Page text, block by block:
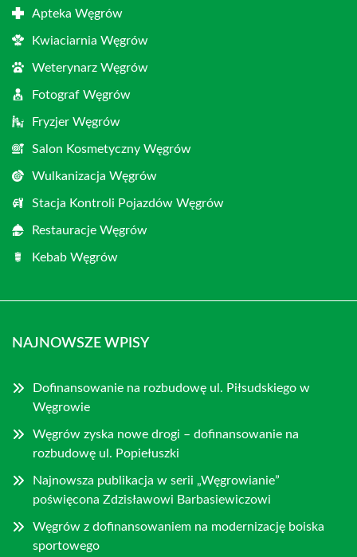
Apteka Węgrów
Kwiaciarnia Węgrów
Weterynarz Węgrów
Fotograf Węgrów
Fryzjer Węgrów
Salon Kosmetyczny Węgrów
Wulkanizacja Węgrów
Stacja Kontroli Pojazdów Węgrów
Restauracje Węgrów
Kebab Węgrów
NAJNOWSZE WPISY
Dofinansowanie na rozbudowę ul. Piłsudskiego w
Węgrowie
Węgrów zyska nowe drogi – dofinansowanie na
rozbudowę ul. Popiełuszki
Najnowsza publikacja w serii „Węgrowianie”
poświęcona Zdzisławowi Barbasiewiczowi
Węgrów z dofinansowaniem na modernizację boiska
sportowego